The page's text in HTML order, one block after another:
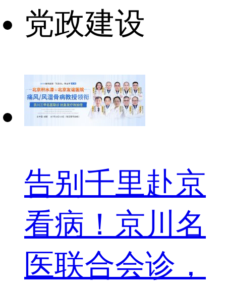
党政建设
告别千里赴京
看病！京川名
医联合会诊，